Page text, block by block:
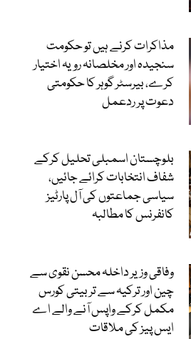
مذاکرات کرنے ہیں تو حکومت
سنجیدہ اور مخلصانہ رویہ اختیار
کرے، بیرسٹر گوہر کا حکومتی
دعوت پر ردعمل
بلوچستان اسمبلی تحلیل کرکے
شفاف انتخابات کرائے جائیں،
سیاسی جماعتوں کی آل پارٹیز
کانفرنس کا مطالبہ
وفاقی وزیر داخلہ محسن نقوی سے
چین اور ترکیہ سے تربیتی کورس
مکمل کرکے واپس آنے والے اے
ایس پیز کی ملاقات